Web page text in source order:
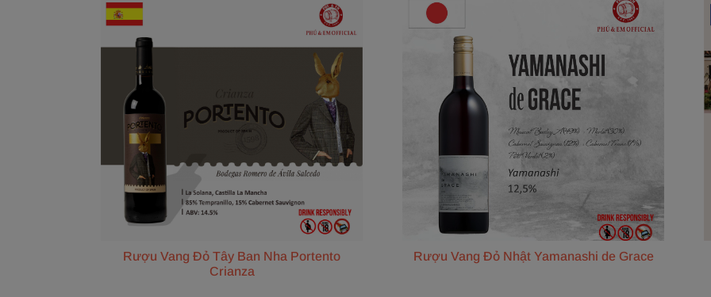
Rượu Vang Đỏ Tây Ban Nha Portento
Crianza
Rượu Vang Đỏ Nhật Yamanashi de Grace